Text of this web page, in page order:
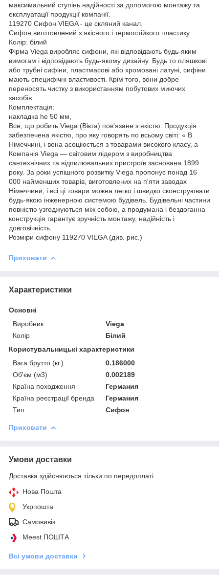
максимальний ступінь надійності за допомогою монтажу та
експлуатації продукції компанії.
119270 Сифон VIEGA - це скляний канал.
Сифон виготовлений з якісного і термостійкого пластику.
Колір: білий
Фірма Viega виробляє сифони, які відповідають будь-яким
вимогам і відповідають будь-якому дизайну. Будь то пляшкові
або трубні сифіни, пластмасові або хромовані латуні, сифіни
мають специфічні властивості. Крім того, вони добре
переносять чистку з використанням побутових миючих
засобів.
Комплектація:
накладка he 50 мм,
Все, що робить Viega (Вієга) пов'язане з якістю. Продукція
забезпечена якістю, про яку говорять по всьому світі: « В
Німеччині, і вона асоціюється з товарами високого класу, а
Компанія Viega — світовим лідером з виробництва
сантехнічних та відпилювальних пристроїв заснована 1899
року. За роки успішного розвитку Viega пропонує понад 16
000 найменших товарів, виготовлених на п'яти заводах
Німеччини, і всі ці товари можна легко і швидко сконструювати
будь-якою інженерною системою будівель. Будівельні частини
повністю узгоджуються між собою, а продумана і бездоганна
конструкція гарантує зручність монтажу, надійність і
довговічність.
Розміри сифону 119270 VIEGA (див. рис.)
Приховати
Характеристики
Основні
Виробник
Viega
Колір
Білий
Користувальницькі характеристики
Вага брутто (кг.)
0.186000
Об'єм (м3)
0.002189
Країна походження
Германия
Країна реєстрації бренда
Германия
Тип
Сифон
Приховати
Умови доставки
Доставка здійснюється тільки по передоплаті.
Нова Пошта
Укрпошта
Самовивіз
Meest ПОШТА
Всі умови доставки